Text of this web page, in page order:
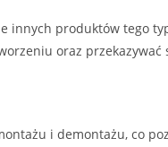
innych produktów tego
oraz przekazywać
i demontażu, co